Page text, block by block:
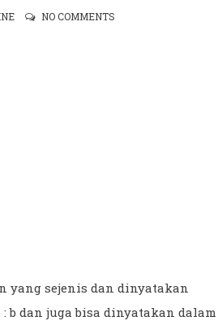
NO COMMENTS
yang sejenis dan dinyatakan
b dan juga bisa dinyatakan dalam